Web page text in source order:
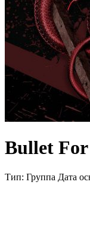
Bullet
Тип: Группа Дата